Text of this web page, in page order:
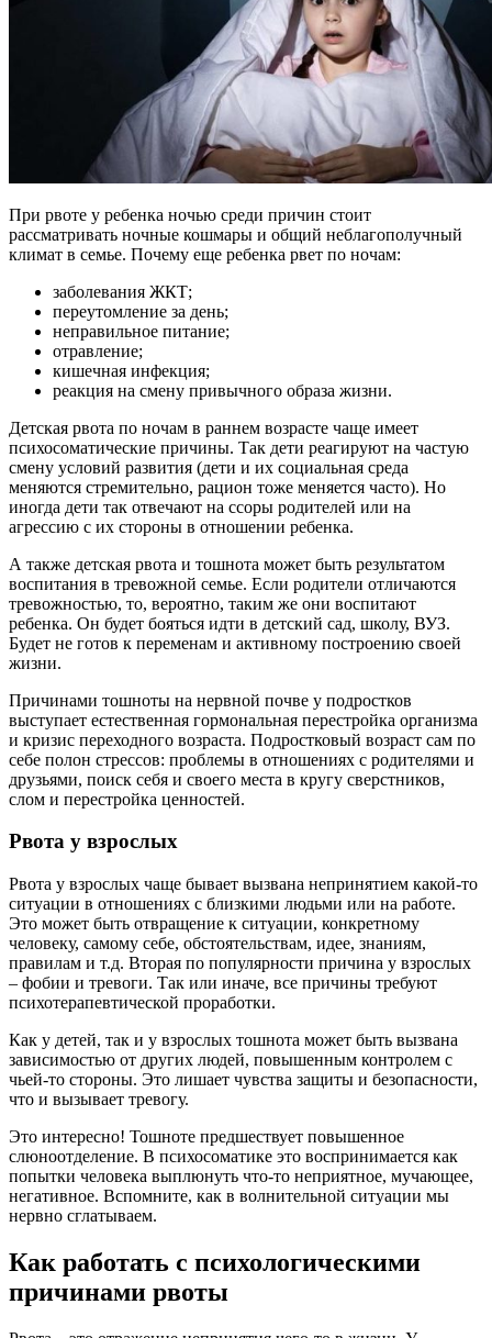
При рвоте у ребенка ночью среди причин стоит
рассматривать ночные кошмары и общий неблагополучный
климат в семье. Почему еще ребенка рвет по ночам:
заболевания ЖКТ;
переутомление за день;
неправильное питание;
отравление;
кишечная инфекция;
реакция на смену привычного образа жизни.
Детская рвота по ночам в раннем возрасте чаще имеет
психосоматические причины. Так дети реагируют на частую
смену условий развития (дети и их социальная среда
меняются стремительно, рацион тоже меняется часто). Но
иногда дети так отвечают на ссоры родителей или на
агрессию с их стороны в отношении ребенка.
А также детская рвота и тошнота может быть результатом
воспитания в тревожной семье. Если родители отличаются
тревожностью, то, вероятно, таким же они воспитают
ребенка. Он будет бояться идти в детский сад, школу, ВУЗ.
Будет не готов к переменам и активному построению своей
жизни.
Причинами тошноты на нервной почве у подростков
выступает естественная гормональная перестройка организма
и кризис переходного возраста. Подростковый возраст сам по
себе полон стрессов: проблемы в отношениях с родителями и
друзьями, поиск себя и своего места в кругу сверстников,
слом и перестройка ценностей.
Рвота у взрослых
Рвота у взрослых чаще бывает вызвана непринятием какой-то
ситуации в отношениях с близкими людьми или на работе.
Это может быть отвращение к ситуации, конкретному
человеку, самому себе, обстоятельствам, идее, знаниям,
правилам и т.д. Вторая по популярности причина у взрослых
– фобии и тревоги. Так или иначе, все причины требуют
психотерапевтической проработки.
Как у детей, так и у взрослых тошнота может быть вызвана
зависимостью от других людей, повышенным контролем с
чьей-то стороны. Это лишает чувства защиты и безопасности,
что и вызывает тревогу.
Это интересно! Тошноте предшествует повышенное
слюноотделение. В психосоматике это воспринимается как
попытки человека выплюнуть что-то неприятное, мучающее,
негативное. Вспомните, как в волнительной ситуации мы
нервно сглатываем.
Как работать с психологическими
причинами рвоты